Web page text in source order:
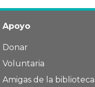
Apoyo
Donar
Voluntaria
Amigas de la biblioteca